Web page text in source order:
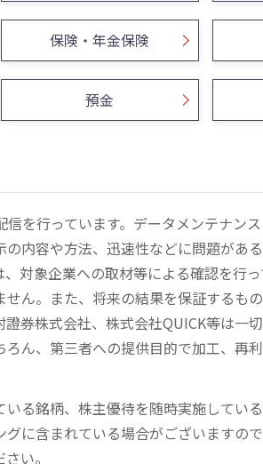
保険・年金保険
預金
を行っています。データメンテナン
内容や方法、迅速性などに問題があ
対象企業への取材等による確認を行
ん。また、将来の結果を保証するもの
券株式会社、株式会社QUICK等は一
ん、第三者への提供目的で加工、再
る銘柄、株主優待を随時実施してい
に含まれている場合がございますので
い。